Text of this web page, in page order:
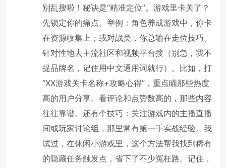
别乱搜啦！秘诀是“精准定位”。游戏里卡关了？
先锁定你的痛点。举例：角色养成游戏中，你卡
在资源收集上；或对战类，你总输在走位技巧。
针对性地去主流社区和视频平台搜（别急，我不
提品牌名，记住用中文通用词就行）。比如，打
“XX游戏关卡名称+攻略心得”，重点瞄那些热度
高的用户分享。看评论和点赞数高的，那些内容
往往靠谱。还有个技巧：关注游戏内的主播直播
间或玩家讨论组，那里常有第一手实战经验。我
试过，在休闲小游戏里，这个方法帮我找到稀有
的隐藏任务触发点，省下了不少冤枉路。记住，